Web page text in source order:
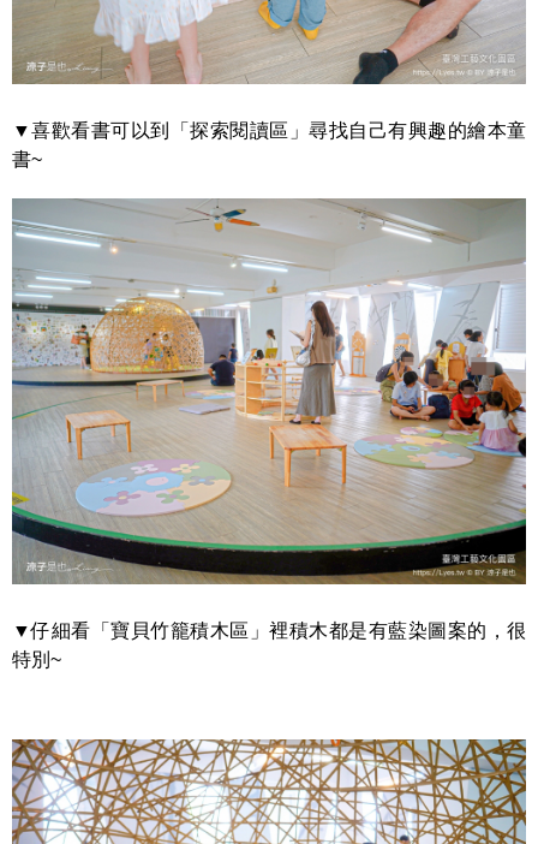
▼喜歡看書可以到「探索閱讀區」尋找自己有興趣的繪本童
書~
▼仔細看「寶貝竹籠積木區」裡積木都是有藍染圖案的，很
特別~